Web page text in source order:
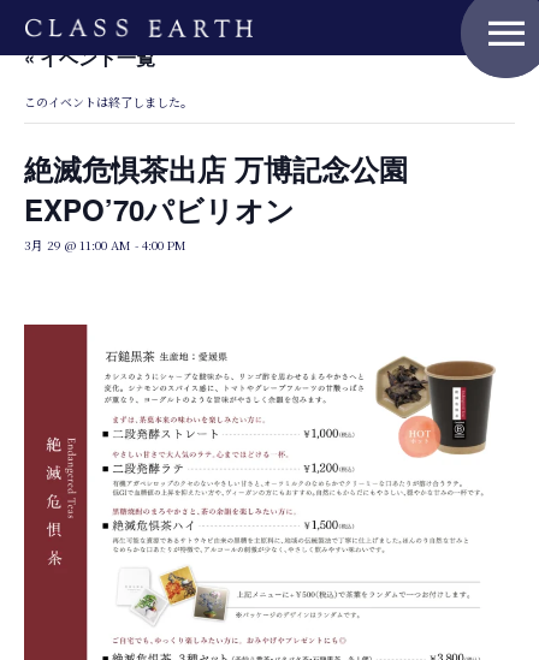
menu
Home
« イベント一覧
このイベントは終了しました。
絶滅危惧茶出店 万博記念公園
EXPO’70パビリオン
3月 29 @ 11:00 AM - 4:00 PM